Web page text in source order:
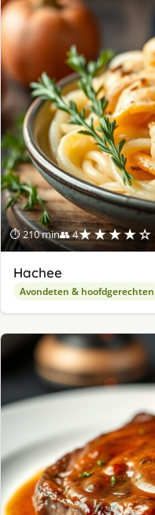
⏱ 210 min👥 4★★★★☆
Hachee
Avondeten & hoofdgerechten